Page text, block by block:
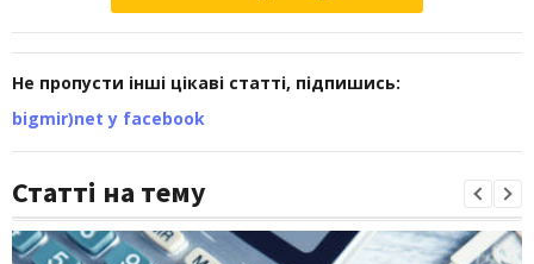
Не пропусти інші цікаві статті, підпишись:
bigmir)net у facebook
Статті на тему